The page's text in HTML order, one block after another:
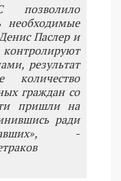
позволило
необходимые
Паслер и
результат
количество
граждан со
пришли на
ради
-